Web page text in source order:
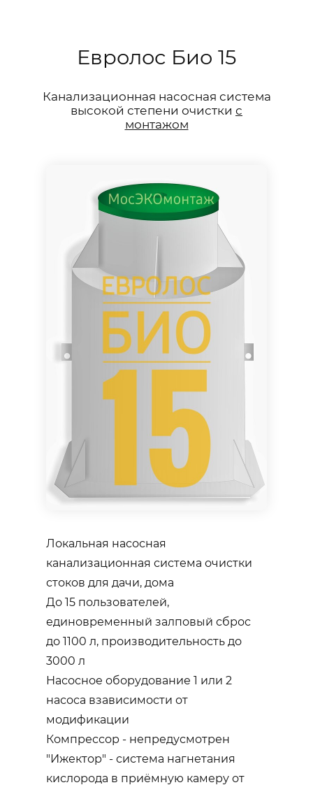
Евролос Био 15
Канализационная насосная система
высокой степени очистки с
монтажом
Локальная насосная
канализационная система очистки
стоков для дачи, дома
До 15 пользователей,
единовременный залповый сброс
до 1100 л, производительность до
3000 л
Насосное оборудование 1 или 2
насоса взависимости от
модификации
Компрессор - непредусмотрен
"Ижектор" - система нагнетания
кислорода в приёмную камеру от